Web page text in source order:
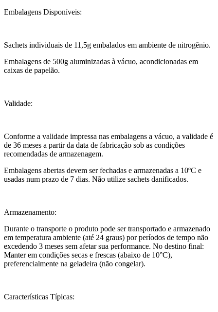
Embalagens Disponíveis:
Sachets individuais de 11,5g embalados em ambiente de nitrogênio.
Embalagens de 500g aluminizadas à vácuo, acondicionadas em
caixas de papelão.
Validade:
Conforme a validade impressa nas embalagens a vácuo, a validade é
de 36 meses a partir da data de fabricação sob as condições
recomendadas de armazenagem.
Embalagens abertas devem ser fechadas e armazenadas a 10ºC e
usadas num prazo de 7 dias. Não utilize sachets danificados.
Armazenamento:
Durante o transporte o produto pode ser transportado e armazenado
em temperatura ambiente (até 24 graus) por períodos de tempo não
excedendo 3 meses sem afetar sua performance. No destino final:
Manter em condições secas e frescas (abaixo de 10°C),
preferencialmente na geladeira (não congelar).
Características Típicas: